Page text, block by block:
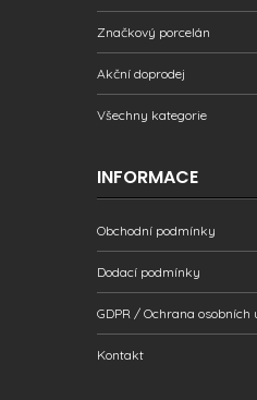
Značkový porcelán
Akční doprodej
Všechny kategorie
INFORMACE
Obchodní podmínky
Dodací podmínky
GDPR / Ochrana osobních
Kontakt